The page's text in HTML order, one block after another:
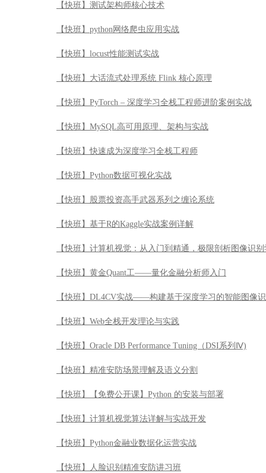
【快班】测试架构师核心技术
【快班】python网络爬虫应用实战
【快班】locust性能测试实战
【快班】大话流式处理系统 Flink 核心原理
【快班】PyTorch – 深度学习全栈工程师进阶案例实战
【快班】MySQL高可用原理、架构与实战
【快班】快速成为深度学习全栈工程师
【快班】Python数据可视化实战
【快班】股票投资高手武器系列之缠论系统
【快班】基于R的Kaggle实战案例详解
【快班】计算机视觉：从入门到精通，极限剖析图像识
【快班】黄金Quant工——量化金融分析师入门
【快班】DL4CV实战——构建基于深度学习的智能图像
【快班】Web全栈开发理论与实践
【快班】Oracle DB Performance Tuning（DSI系列Ⅳ)
【快班】精准安防场景理解及语义分割
【快班】【免费公开课】Python 的安装与部署
【快班】计算机视觉算法详解与实战开发
【快班】Python金融业数据化运营实战
【快班】人脸识别精准安防讲习班